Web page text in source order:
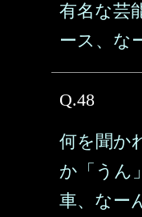
有名な芸
ース、な
Q.48
何を聞か
か「うん
車、なー